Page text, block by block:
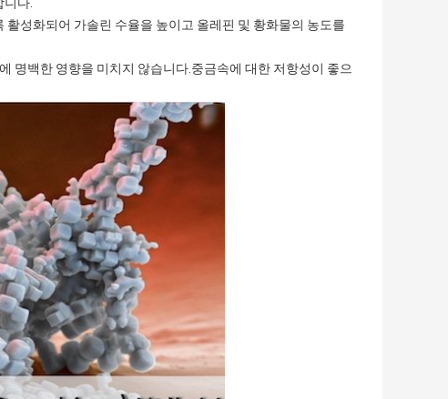
니다.
성화되어 가솔린 수율을 높이고 올레핀 및 황화물의 농도를
명백한 영향을 미치지 않습니다.중금속에 대한 저항성이 좋으